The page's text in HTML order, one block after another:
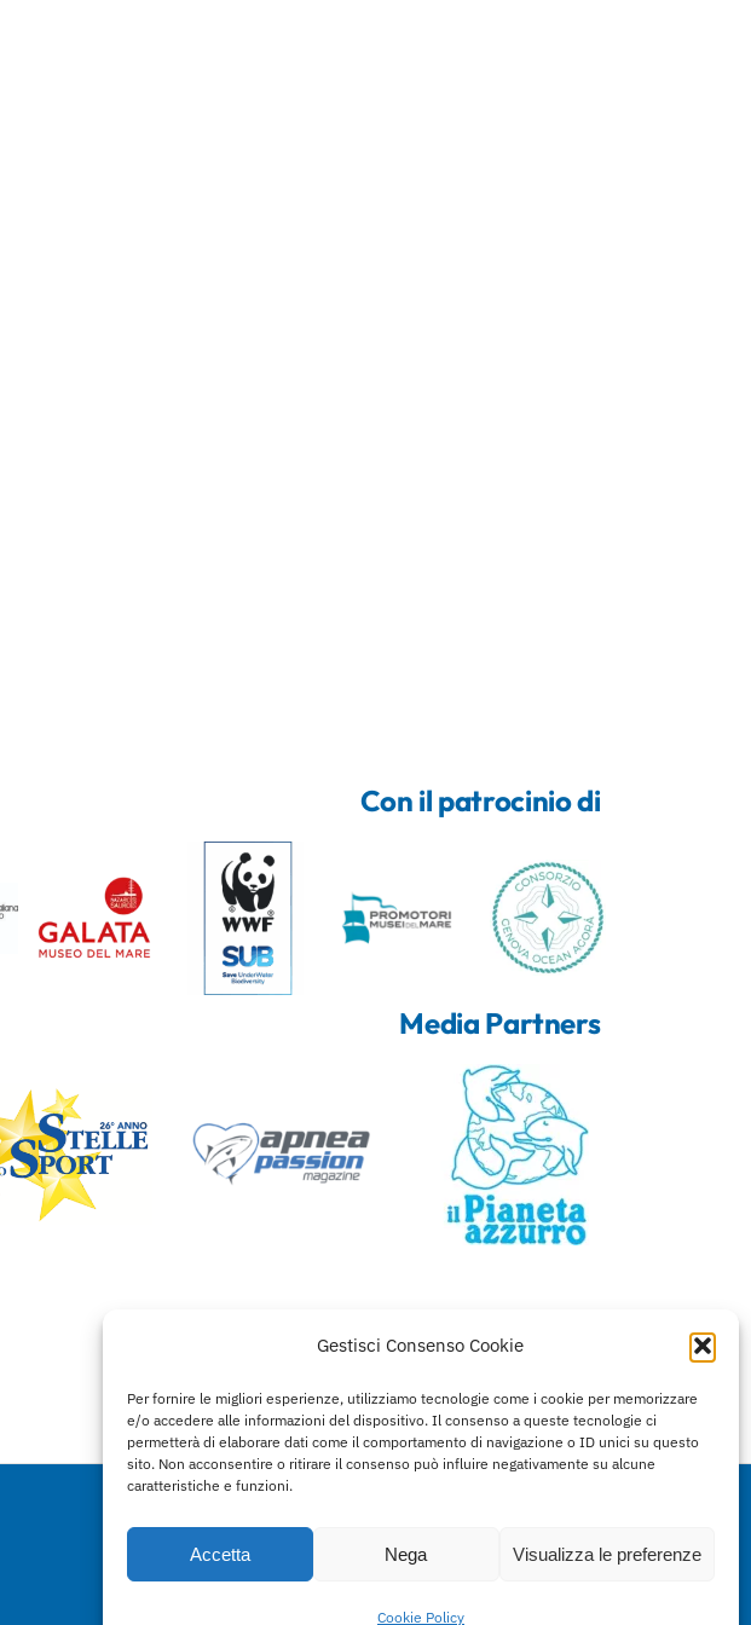
Gestisci Consenso Cookie
Per fornire le migliori esperienze, utilizziamo tecnologie come i cookie per memorizzare
e/o accedere alle informazioni del dispositivo. Il consenso a queste tecnologie ci
permetterà di elaborare dati come il comportamento di navigazione o ID unici su questo
sito. Non acconsentire o ritirare il consenso può influire negativamente su alcune
caratteristiche e funzioni.
Accetta Nega Visualizza le preferenze
Cookie Policy
Con il patrocinio di
Media Partners